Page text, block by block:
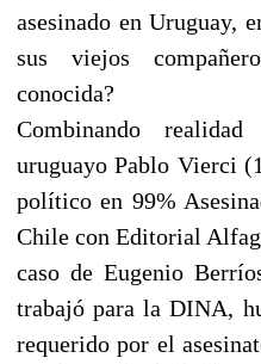
asesinado en Uruguay,
sus viejos
conocida?
Combinando
uruguayo Pablo Vierci
político en 99%
Chile con Editorial
caso de Eugenio
trabajó para la DINA,
requerido por el